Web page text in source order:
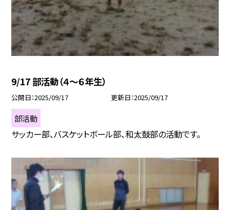
9/17 部活動（４～６年生）
公開日 2025/09/17 更新日 2025/09/17
部活動
サッカー部、バスケットボール部、和太鼓部の活動です。